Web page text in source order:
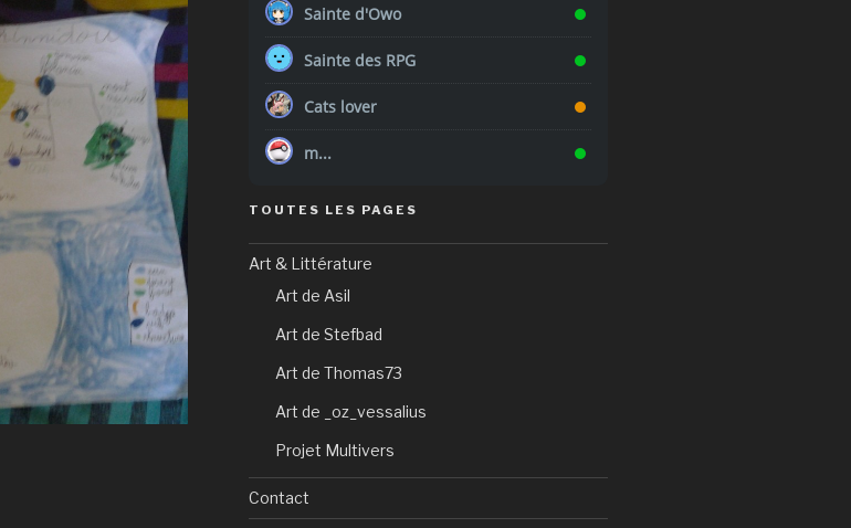
Sainte d'Owo
Sainte des RPG
Cats lover
m...
TOUTES LES PAGES
Art & Littérature
Art de Asil
Art de Stefbad
Art de Thomas73
Art de _oz_vessalius
Projet Multivers
Contact